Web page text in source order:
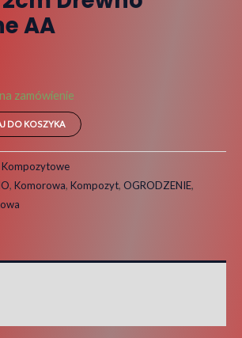
AA
zamówienie
DO KOSZYKA
, Komorowa, Kompozyt, OGRODZENIE,